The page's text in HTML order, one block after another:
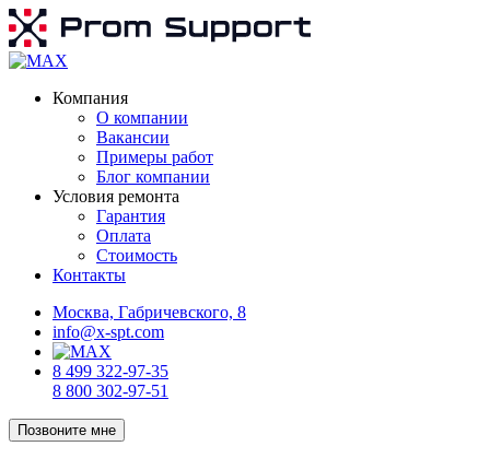
Компания
О компании
Вакансии
Примеры работ
Блог компании
Условия ремонта
Гарантия
Оплата
Стоимость
Контакты
Москва, Габричевского, 8
info@x-spt.com
8 499 322-97-35
8 800 302-97-51
Позвоните мне